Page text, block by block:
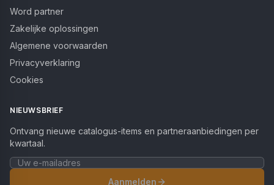
Word partner
Zakelijke oplossingen
Algemene voorwaarden
Privacyverklaring
Cookies
NIEUWSBRIEF
Ontvang nieuwe catalogus-items en partneraanbiedingen per
kwartaal.
Aanmelden